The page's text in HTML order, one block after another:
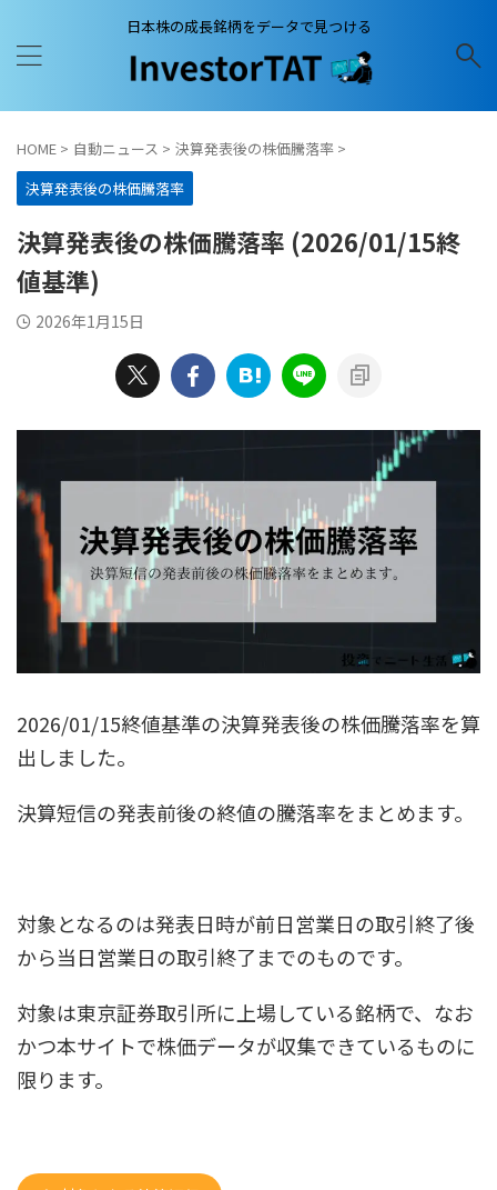
日本株の成長銘柄をデータで見つける
HOME > 自動ニュース > 決算発表後の株価騰落率 >
決算発表後の株価騰落率
決算発表後の株価騰落率 (2026/01/15終
値基準)
2026年1月15日
2026/01/15終値基準の決算発表後の株価騰落率を算
出しました。
決算短信の発表前後の終値の騰落率をまとめます。
対象となるのは発表日時が前日営業日の取引終了後
から当日営業日の取引終了までのものです。
対象は東京証券取引所に上場している銘柄で、なお
かつ本サイトで株価データが収集できているものに
限ります。